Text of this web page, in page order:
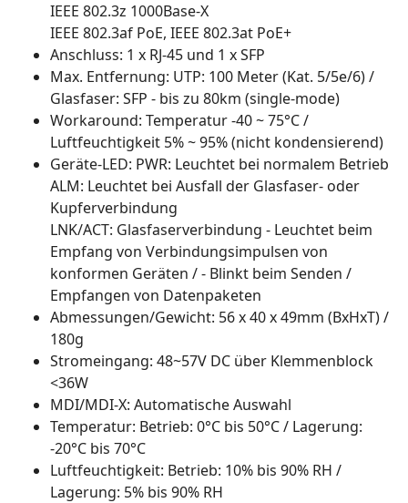
IEEE 802.3z 1000Base-X
IEEE 802.3af PoE, IEEE 802.3at PoE+
Anschluss: 1 x RJ-45 und 1 x SFP
Max. Entfernung: UTP: 100 Meter (Kat. 5/5e/6) /
Glasfaser: SFP - bis zu 80km (single-mode)
Workaround: Temperatur -40 ~ 75°C /
Luftfeuchtigkeit 5% ~ 95% (nicht kondensierend)
Geräte-LED: PWR: Leuchtet bei normalem Betrieb
ALM: Leuchtet bei Ausfall der Glasfaser- oder
Kupferverbindung
LNK/ACT: Glasfaserverbindung - Leuchtet beim
Empfang von Verbindungsimpulsen von
konformen Geräten / - Blinkt beim Senden /
Empfangen von Datenpaketen
Abmessungen/Gewicht: 56 x 40 x 49mm (BxHxT) /
180g
Stromeingang: 48~57V DC über Klemmenblock
<36W
MDI/MDI-X: Automatische Auswahl
Temperatur: Betrieb: 0°C bis 50°C / Lagerung:
-20°C bis 70°C
Luftfeuchtigkeit: Betrieb: 10% bis 90% RH /
Lagerung: 5% bis 90% RH